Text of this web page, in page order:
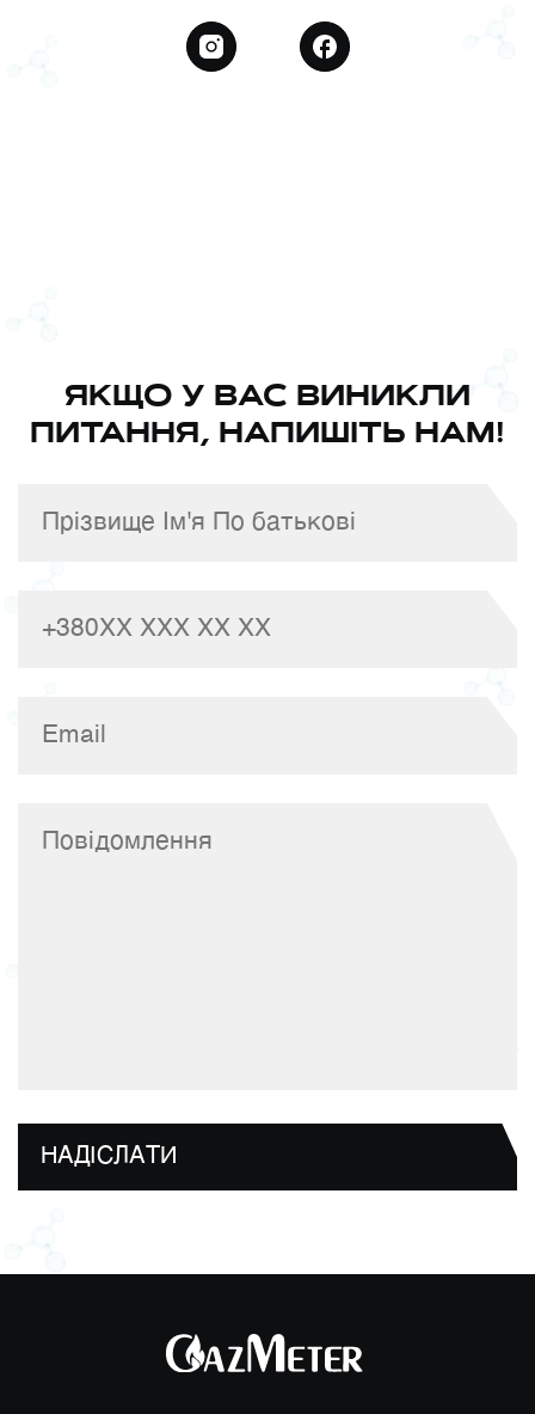
instagram facebook
ЯКЩО У ВАС ВИНИКЛИ
ПИТАННЯ, НАПИШІТЬ НАМ!
НАДІСЛАТИ